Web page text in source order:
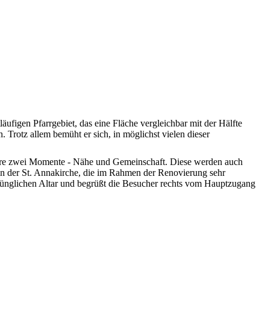
Pfarrgebiet, das eine Fläche vergleichbar mit der Hälfte
Trotz allem bemüht er sich, in möglichst vielen dieser
zwei Momente - Nähe und Gemeinschaft. Diese werden auch
der St. Annakirche, die im Rahmen der Renovierung sehr
Altar und begrüßt die Besucher rechts vom Hauptzugang